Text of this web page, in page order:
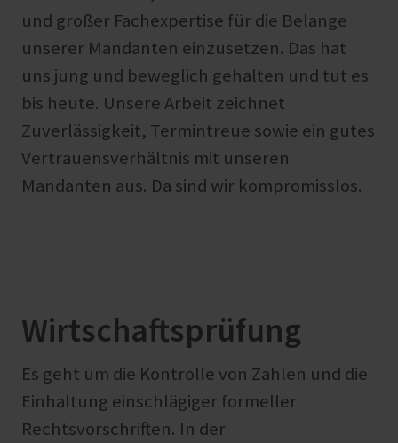
und großer Fachexpertise für die Belange
unserer Mandanten einzusetzen. Das hat
uns jung und beweglich gehalten und tut es
bis heute. Unsere Arbeit zeichnet
Zuverlässigkeit, Termintreue sowie ein gutes
Vertrauensverhältnis mit unseren
Mandanten aus. Da sind wir kompromisslos.
Wirtschaftsprüfung
Es geht um die Kontrolle von Zahlen und die
Einhaltung einschlägiger formeller
Rechtsvorschriften. In der